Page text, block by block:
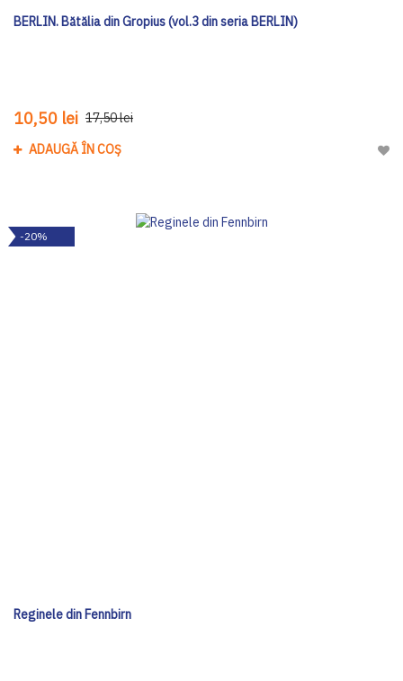
BERLIN. Bătălia din Gropius (vol.3 din seria BERLIN)
10,50 lei 17,50 lei
ADAUGĂ ÎN COȘ
-20%
Reginele din Fennbirn